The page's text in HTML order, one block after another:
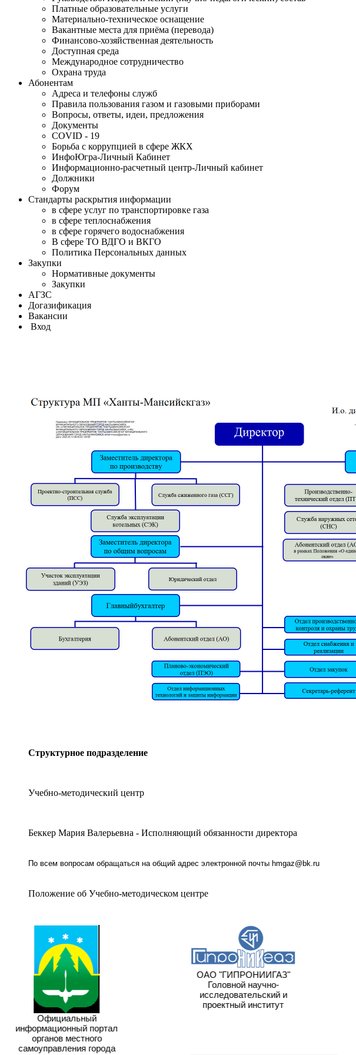
Платные образовательные услуги
Материально-техническое оснащение
Вакантные места для приёма (перевода)
Финансово-хозяйственная деятельность
Доступная среда
Международное сотрудничество
Охрана труда
Абонентам
Адреса и телефоны служб
Правила пользования газом и газовыми приборами
Вопросы, ответы, идеи, предложения
Документы
COVID - 19
Борьба с коррупцией в сфере ЖКХ
ИнфоЮгра-Личный Кабинет
Информационно-расчетный центр-Личный кабинет
Должники
Форум
Стандарты раскрытия информации
в сфере услуг по транспортировке газа
в сфере теплоснабжения
в сфере горячего водоснабжения
В сфере ТО ВДГО и ВКГО
Политика Персональных данных
Закупки
Нормативные документы
Закупки
АГЗС
Догазификация
Вакансии
Вход
Структурное подразделение
Учебно-методический центр
Беккер Мария Валерьевна - Исполняющий обязанности директора
По всем вопросам обращаться на общий адрес электронной почты hmgaz@bk.ru
Положение об Учебно-методическом центре
Официальный
информационный портал
органов местного
самоуправления города
ОАО "ГИПРОНИИГАЗ"
Головной научно-
исследовательский и
проектный институт